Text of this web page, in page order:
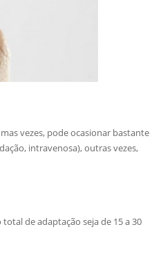
vezes, pode ocasionar bastante
intravenosa), outras vezes,
de adaptação seja de 15 a 30